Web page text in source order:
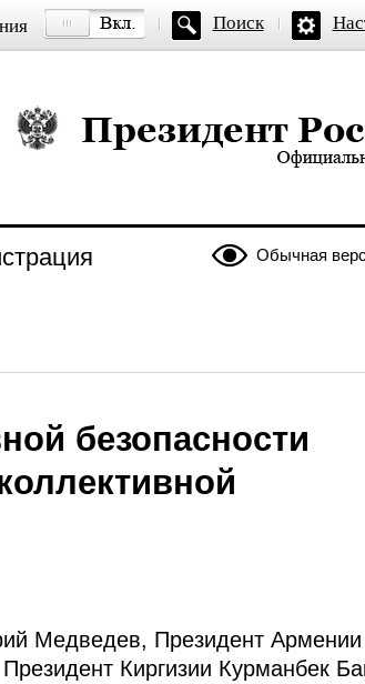
Поиск
Президент России —
Обычная
безопасности
Медведев, Президент
Киргизии Курманбек